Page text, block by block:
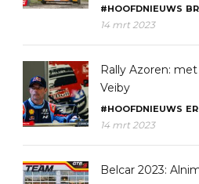
#HOOFDNIEUWS
14 mrt 2023
Rally Azoren:
Veiby
#HOOFDNIEUWS
14 mrt 2023
Belcar 2023: